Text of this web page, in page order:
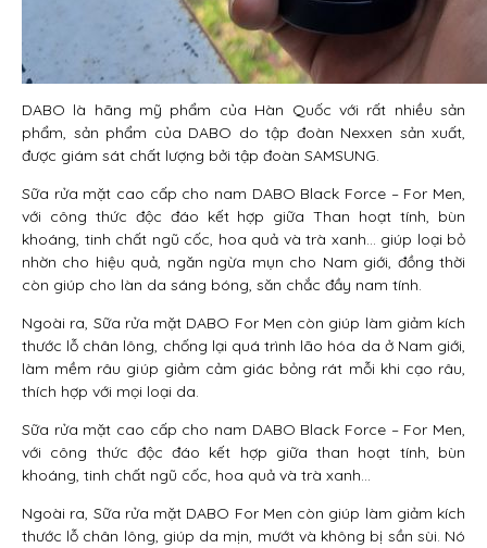
DABO là hãng mỹ phẩm của Hàn Quốc với rất nhiều sản
phẩm, sản phẩm của DABO do tập đoàn Nexxen sản xuất,
được giám sát chất lượng bởi tập đoàn SAMSUNG.
Sữa rửa mặt cao cấp cho nam DABO Black Force – For Men,
với công thức độc đáo kết hợp giữa Than hoạt tính, bùn
khoáng, tinh chất ngũ cốc, hoa quả và trà xanh… giúp loại bỏ
nhờn cho hiệu quả, ngăn ngừa mụn cho Nam giới, đồng thời
còn giúp cho làn da sáng bóng, săn chắc đầy nam tính.
Ngoài ra, Sữa rửa mặt DABO For Men còn giúp làm giảm kích
thước lỗ chân lông, chống lại quá trình lão hóa da ở Nam giới,
làm mềm râu giúp giảm cảm giác bỏng rát mỗi khi cạo râu,
thích hợp với mọi loại da.
Sữa rửa mặt cao cấp cho nam DABO Black Force – For Men,
với công thức độc đáo kết hợp giữa than hoạt tính, bùn
khoáng, tinh chất ngũ cốc, hoa quả và trà xanh…
Ngoài ra, Sữa rửa mặt DABO For Men còn giúp làm giảm kích
thước lỗ chân lông, giúp da mịn, mướt và không bị sần sùi. Nó